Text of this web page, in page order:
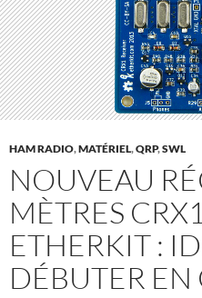
HAM RADIO,MATÉRIEL,QRP,SWL
NOUVEAU
MÈTRES
ETHERKIT :
DÉBUTER EN